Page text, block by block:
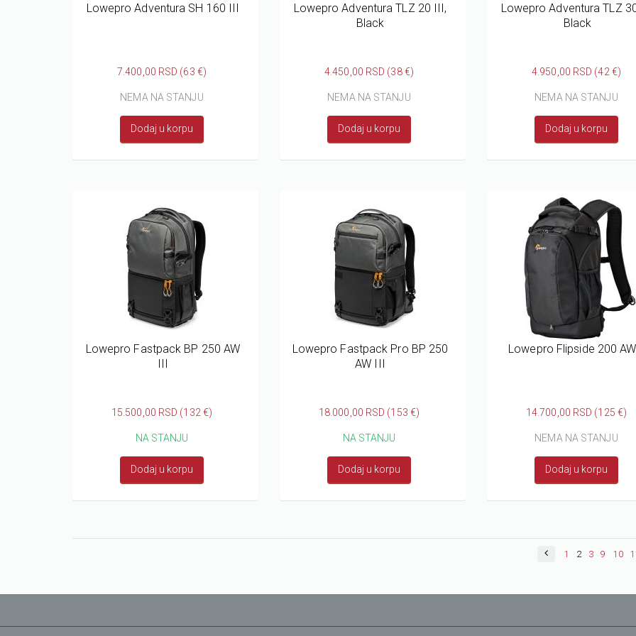
Lowepro Adventura SH 160 III
7.400,00 RSD (63 €)
NEMA NA STANJU
Dodaj u korpu
Lowepro Adventura TLZ 20 III,
Black
4.450,00 RSD (38 €)
NEMA NA STANJU
Dodaj u korpu
Lowepro Adventura TLZ
Black
4.950,00 RSD (42 €)
NEMA NA STANJU
Dodaj u korpu
Lowepro Fastpack BP 250 AW
III
15.500,00 RSD (132 €)
NA STANJU
Dodaj u korpu
Lowepro Fastpack Pro BP 250
AW III
18.000,00 RSD (153 €)
NA STANJU
Dodaj u korpu
Lowepro Flipside 200
14.700,00 RSD (125 €)
NEMA NA STANJU
Dodaj u korpu
1 2 3 9 10